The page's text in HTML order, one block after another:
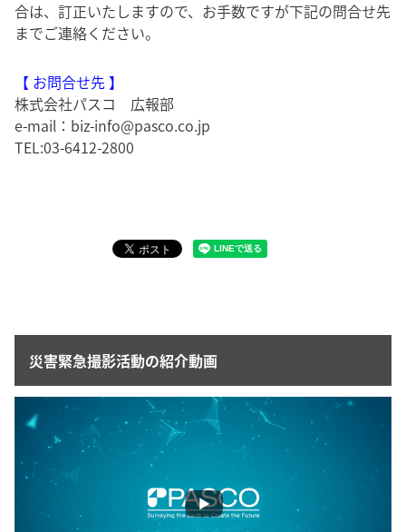
合は、訂正いたしますので、お手数ですが下記の問合せ先
までご連絡ください。
【 お問合せ先 】
株式会社パスコ 広報部
e-mail：biz-info@pasco.co.jp
TEL:03-6412-2800
災害緊急撮影活動の紹介動画